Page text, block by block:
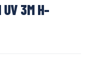
UV 3M H-